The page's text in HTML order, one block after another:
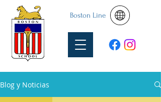
Boston Line
Blog y Noticias